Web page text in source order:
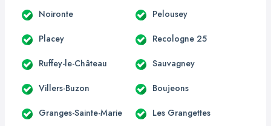
Noironte Pelousey
Placey Recologne 25
Ruffey-le-Château Sauvagney
Villers-Buzon Boujeons
Granges-Sainte-Marie Les Grangettes